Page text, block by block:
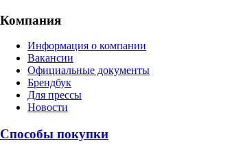
Компания
Информация о компании
Вакансии
Официальные документы
Брендбук
Для прессы
Новости
Способы покупки